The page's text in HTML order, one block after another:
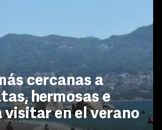
cercanas a
hermosas e
visitar en el verano